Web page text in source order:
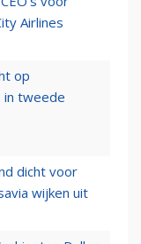
Airlines
op
in tweede
dicht voor
wijken uit